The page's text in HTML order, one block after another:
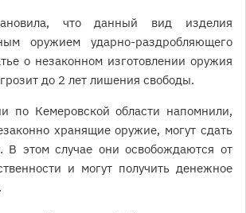
что данный вид изделия
оружием ударно-раздробляющего
о незаконном изготовлении оружия
до 2 лет лишения свободы.
по Кемеровской области напомнили,
хранящие оружие, могут сдать
В этом случае они освобождаются от
и могут получить денежное